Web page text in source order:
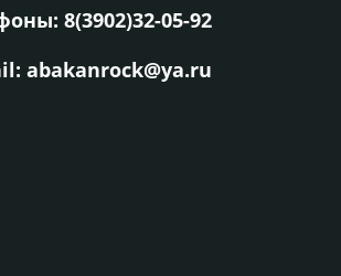
8(3902)32-05-92
abakanrock@ya.ru